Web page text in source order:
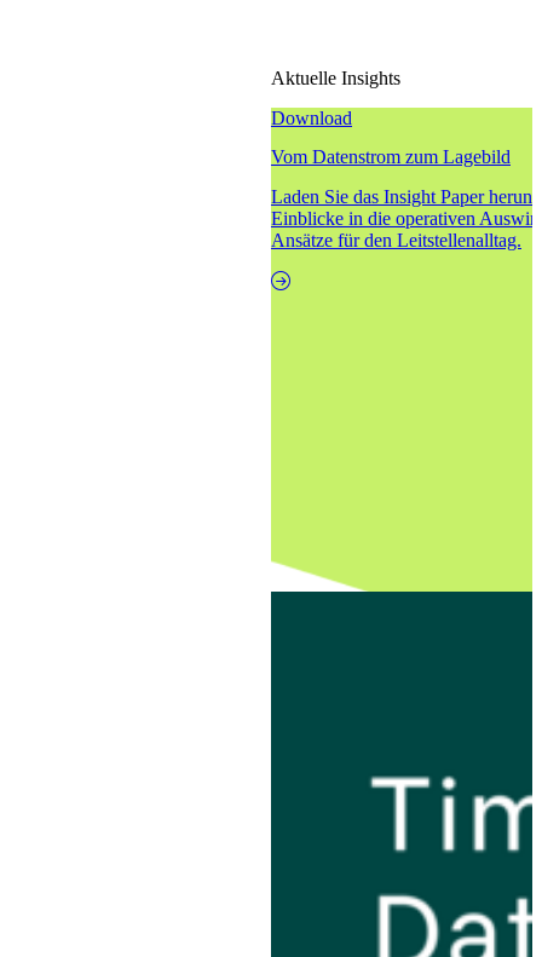
Aktuelle Insights
Download
Vom Datenstrom zum Lagebild
Laden Sie das Insight Paper
Einblicke in die operativen
Ansätze für den Leitstellenalltag.